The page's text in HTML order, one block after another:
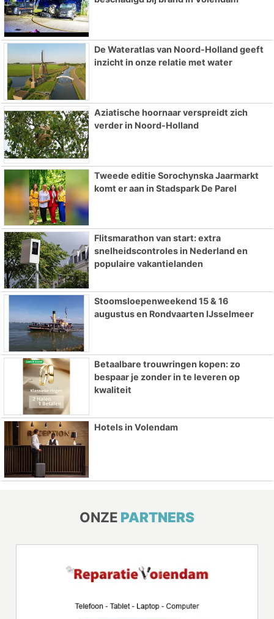
De Wateratlas van Noord-Holland geeft
inzicht in onze relatie met water
Aziatische hoornaar verspreidt zich
verder in Noord-Holland
Tweede editie Sorochynska Jaarmarkt
komt er aan in Stadspark De Parel
Flitsmarathon van start: extra
snelheidscontroles in Nederland en
populaire vakantielanden
Stoomsloepenweekend 15 & 16
augustus en Rondvaarten IJsselmeer
Betaalbare trouwringen kopen: zo
bespaar je zonder in te leveren op
kwaliteit
Hotels in Volendam
ONZE PARTNERS